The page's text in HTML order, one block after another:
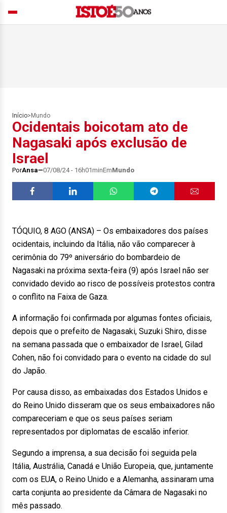
Início> Mundo
Ocidentais boicotam ato de
Nagasaki após exclusão de
Israel
PorAnsa 07/08/24 - 16h01minEmMundo
TÓQUIO, 8 AGO (ANSA) – Os embaixadores dos países
ocidentais, incluindo da Itália, não vão comparecer à
cerimônia do 79º aniversário do bombardeio de
Nagasaki na próxima sexta-feira (9) após Israel não ser
convidado devido ao risco de possíveis protestos contra
o conflito na Faixa de Gaza.
A informação foi confirmada por algumas fontes oficiais,
depois que o prefeito de Nagasaki, Suzuki Shiro, disse
na semana passada que o embaixador de Israel, Gilad
Cohen, não foi convidado para o evento na cidade do sul
do Japão.
Por causa disso, as embaixadas dos Estados Unidos e
do Reino Unido disseram que os seus embaixadores não
compareceriam e que os seus países seriam
representados por diplomatas de escalão inferior.
Segundo a imprensa, a sua decisão foi seguida pela
Itália, Austrália, Canadá e União Europeia, que, juntamente
com os EUA, o Reino Unido e a Alemanha, assinaram uma
carta conjunta ao presidente da Câmara de Nagasaki no
mês passado.